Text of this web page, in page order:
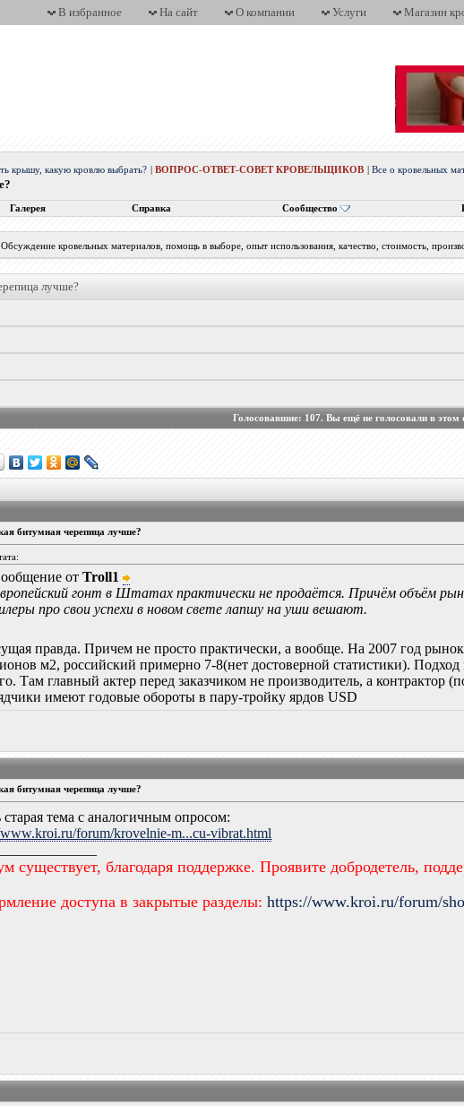
В избранное На сайт О компании Услуги Магазин
крышу, какую кровлю выбрать? |ВОПРОС-ОТВЕТ-СОВЕТ КРОВЕЛЬЩИКОВ |Все о кровельных
Галерея Справка Сообщество
Обсуждение кровельных материалов, помощь в выборе, опыт использования, качество, стоимость,
лучше?
Голосовавшие: 107. Вы ещё не голосовали в этом
битумная черепица лучше?
отTroll1
гонт в Штатах практически не продаётся. Причём объём
про свои успехи в новом свете лапшу на уши вешают.
правда. Причем не просто практически, а вообще. На 2007 год
м2, российский примерно 7-8(нет достоверной статистики).
Там главный актер перед заказчиком не производитель, а
имеют годовые обороты в пару-тройку ярдов USD
битумная черепица лучше?
старая тема с аналогичным опросом:
forum/krovelnie-m...cu-vibrat.html
существует, благодаря поддержке. Проявите добродетель,
доступа в закрытые разделы:https://www.kroi.ru/forum/